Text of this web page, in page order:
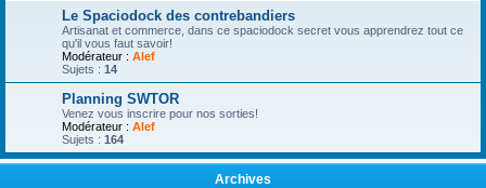
Le Spaciodock des contrebandiers
Artisanat et commerce, dans ce spaciodock secret vous apprendrez tout ce
qu'il vous faut savoir!
Modérateur : Alef
Sujets : 14
Planning SWTOR
Venez vous inscrire pour nos sorties!
Modérateur : Alef
Sujets : 164
Archives